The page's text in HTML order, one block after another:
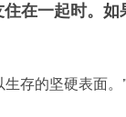
在一起时。
存的坚硬表面。